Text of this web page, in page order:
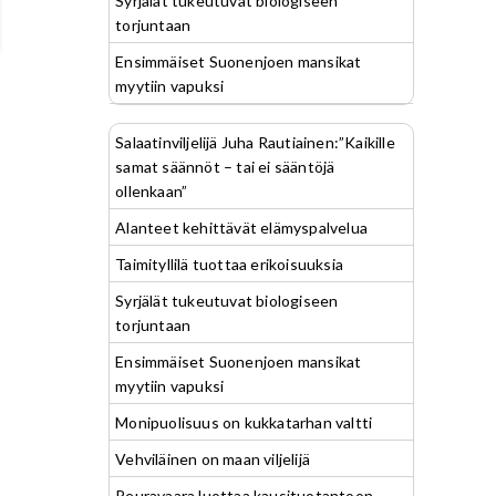
torjuntaan
Ensimmäiset Suonenjoen mansikat
myytiin vapuksi
Salaatinviljelijä Juha Rautiainen:”Kaikille
samat säännöt – tai ei sääntöjä
ollenkaan”
Alanteet kehittävät elämyspalvelua
Taimityllilä tuottaa erikoisuuksia
Syrjälät tukeutuvat biologiseen
torjuntaan
Ensimmäiset Suonenjoen mansikat
myytiin vapuksi
Monipuolisuus on kukkatarhan valtti
Vehviläinen on maan viljelijä